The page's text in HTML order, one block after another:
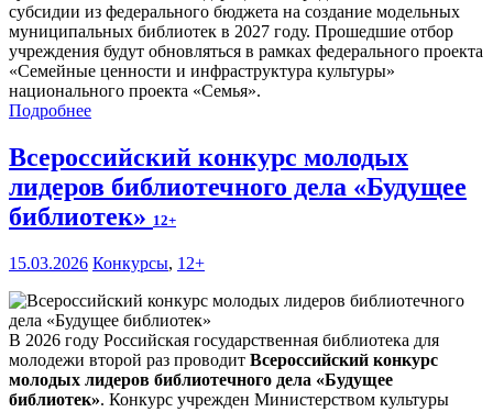
субсидии из федерального бюджета на создание модельных
муниципальных библиотек в 2027 году. Прошедшие отбор
учреждения будут обновляться в рамках федерального проекта
«Семейные ценности и инфраструктура культуры»
национального проекта «Семья».
Подробнее
Всероссийский конкурс молодых
лидеров библиотечного дела «Будущее
библиотек» 12+
15.03.2026 Конкурсы, 12+
В 2026 году Российская государственная библиотека для
молодежи второй раз проводит Всероссийский конкурс
молодых лидеров библиотечного дела «Будущее
библиотек». Конкурс учрежден Министерством культуры